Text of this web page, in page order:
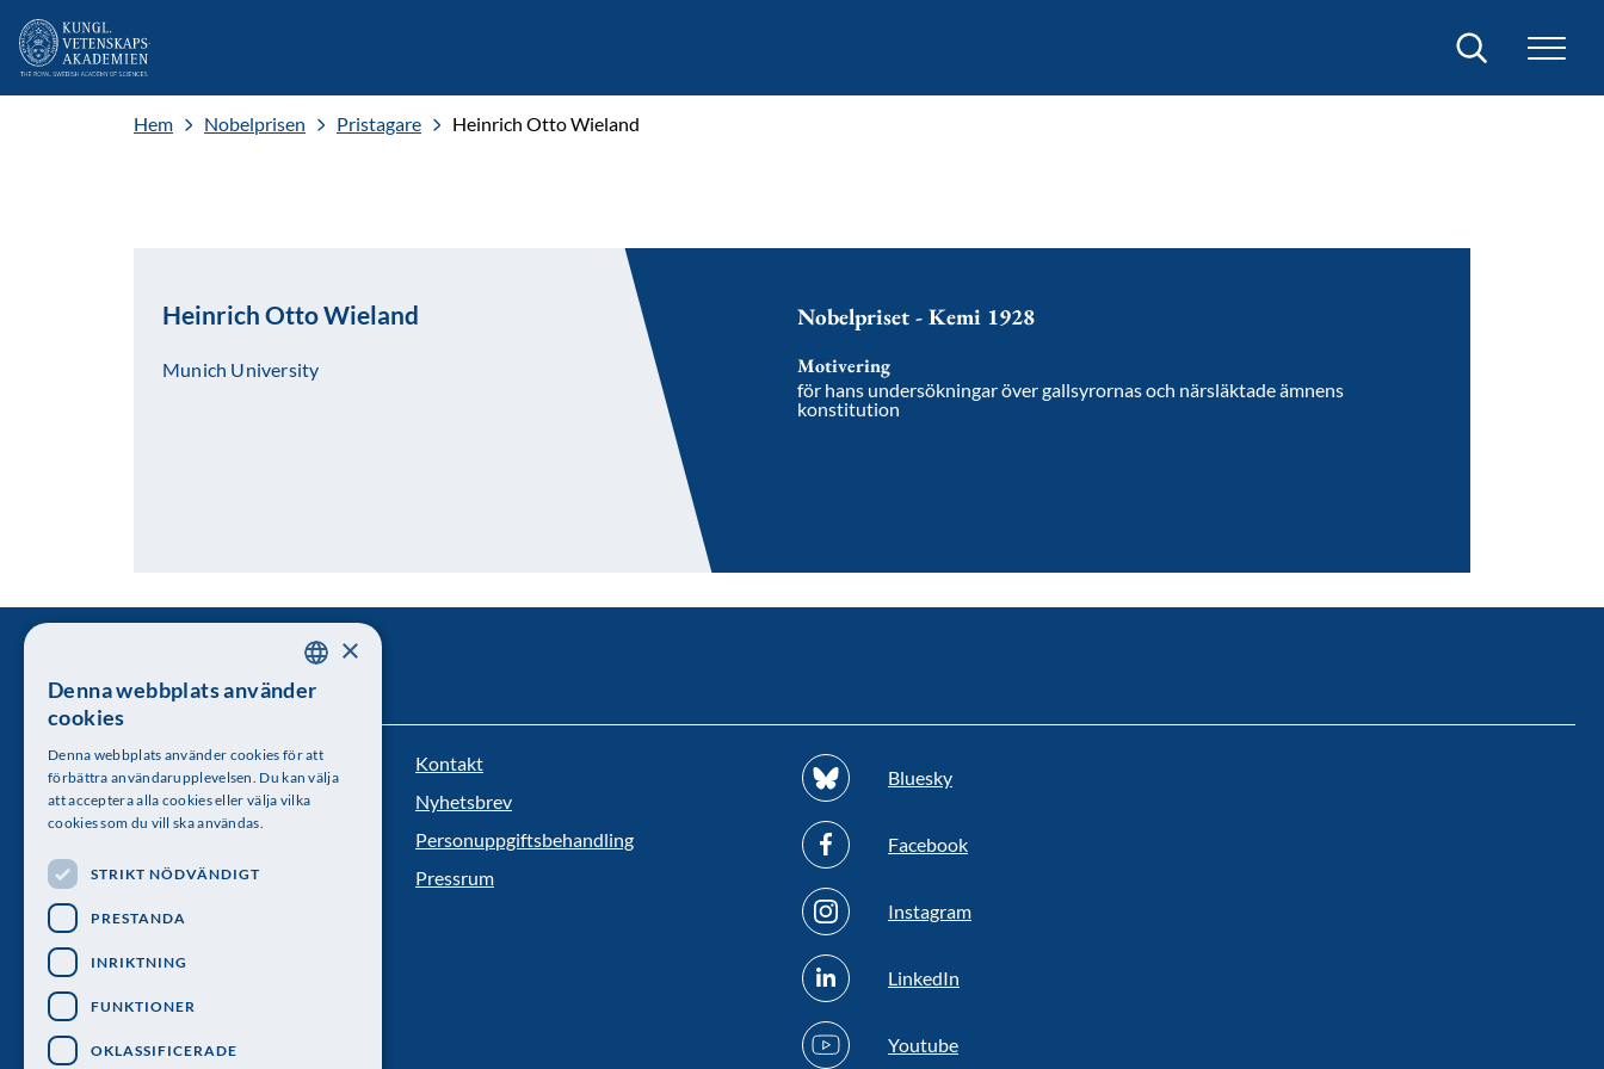
Sök
Hem Nobelprisen Pristagare Heinrich Otto Wieland
Heinrich Otto Wieland
Munich University
Nobelpriset - Kemi 1928
Motivering
för hans undersökningar över gallsyrornas och närsläktade ämnens
konstitution
Kungl. Vetenskapsakademien
Besöksadress: Lilla Frescativägen 4A
Telefon: 08-673 95 00
Kontakt
Nyhetsbrev
Personuppgiftsbehandling
Pressrum
Bluesky
Facebook
Instagram
LinkedIn
Youtube
SWEDISH
×
Denna webbplats använder
cookies
Denna webbplats använder cookies för att
förbättra användarupplevelsen. Du kan välja
att acceptera alla cookies eller välja vilka
cookies som du vill ska användas.
STRIKT NÖDVÄNDIGT
PRESTANDA
INRIKTNING
FUNKTIONER
OKLASSIFICERADE